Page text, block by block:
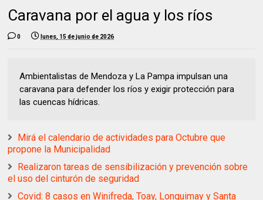
Caravana por el agua y los ríos
0 lunes, 15 de junio de 2026
Ambientalistas de Mendoza y La Pampa impulsan una
caravana para defender los ríos y exigir protección para
las cuencas hídricas.
Mirá el calendario de actividades para Octubre que
propone la Municipalidad
Realizaron tareas de sensibilización y prevención sobre
el uso del cinturón de seguridad
Covid: 8 casos en Winifreda, Toay, Lonquimay y Santa